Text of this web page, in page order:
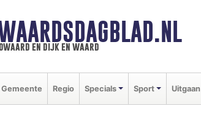
en dijk en waard
Gemeente Regio Specials Sport Uitgaan